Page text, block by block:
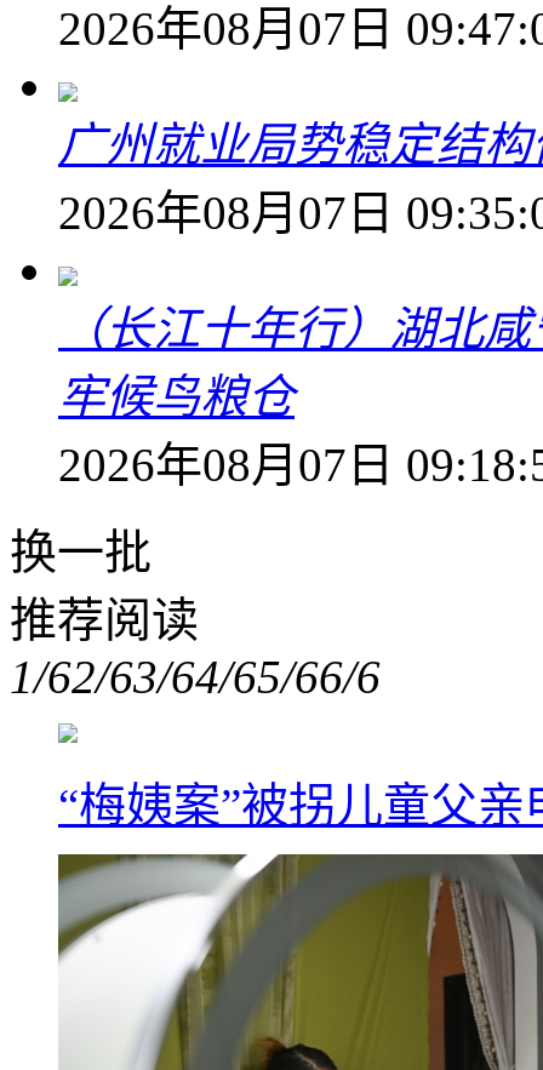
2026年08月07日
广州就业局势稳定结
2026年08月07日
（长江十年行）湖北
牢候鸟粮仓
2026年08月07日
换一批
推荐阅读
1/62/63/64/65/66/6
“梅姨案”被拐儿童父